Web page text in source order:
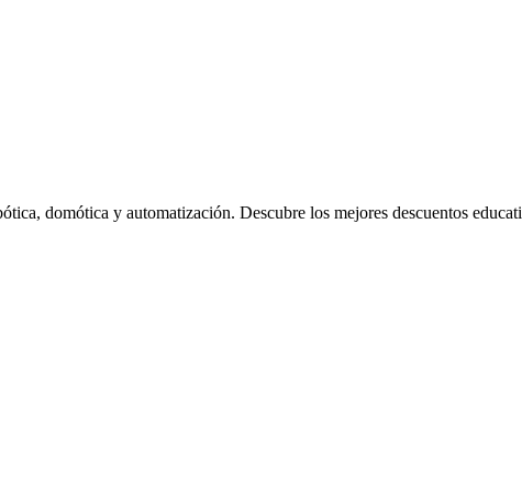
domótica y automatización. Descubre los mejores descuentos